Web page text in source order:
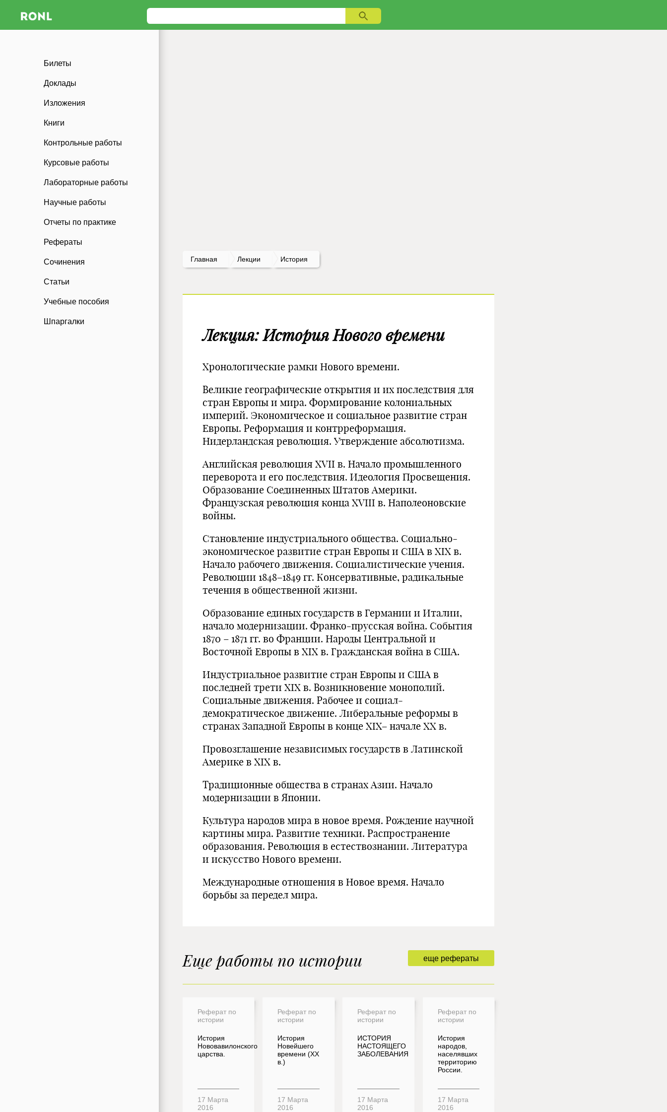
Билеты
Доклады
Изложения
Книги
Контрольные работы
Курсовые работы
Лабораторные работы
Научные работы
Отчеты по практике
Рефераты
Сочинения
Статьи
Учебные пособия
Шпаргалки
Главная Лекции История
Лекция: История Нового времени
Хронологические рамки Нового времени.
Великие географические открытия и их последствия для
стран Европы и мира. Формирование колониальных
империй. Экономическое и социальное развитие стран
Европы. Реформация и контрреформация.
Нидерландская революция. Утверждение абсолютизма.
Английская революция XVII в. Начало промышленного
переворота и его последствия. Идеология Просвещения.
Образование Соединенных Штатов Америки.
Французская революция конца XVIII в. Наполеоновские
войны.
Становление индустриального общества. Социально-
экономическое развитие стран Европы и США в XIX в.
Начало рабочего движения. Социалистические учения.
Революции 1848–1849 гг. Консервативные, радикальные
течения в общественной жизни.
Образование единых государств в Германии и Италии,
начало модернизации. Франко-прусская война. События
1870 – 1871 гг. во Франции. Народы Центральной и
Восточной Европы в XIX в. Гражданская война в США.
Индустриальное развитие стран Европы и США в
последней трети XIX в. Возникновение монополий.
Социальные движения. Рабочее и социал-
демократическое движение. Либеральные реформы в
странах Западной Европы в конце XIX– начале XX в.
Провозглашение независимых государств в Латинской
Америке в XIX в.
Традиционные общества в странах Азии. Начало
модернизации в Японии.
Культура народов мира в новое время. Рождение научной
картины мира. Развитие техники. Распространение
образования. Революция в естествознании. Литература
и искусство Нового времени.
Международные отношения в Новое время. Начало
борьбы за передел мира.
еще рефераты
Еще работы по истории
Реферат по
истории
История
Нововавилонского
царства.
17 Марта
2016
Реферат по
истории
История
Новейшего
времени (XX
в.)
17 Марта
2016
Реферат по
истории
ИСТОРИЯ
НАСТОЯЩЕГО
ЗАБОЛЕВАНИЯ
17 Марта
2016
Реферат по
истории
История
народов,
населявших
территорию
России.
17 Марта
2016